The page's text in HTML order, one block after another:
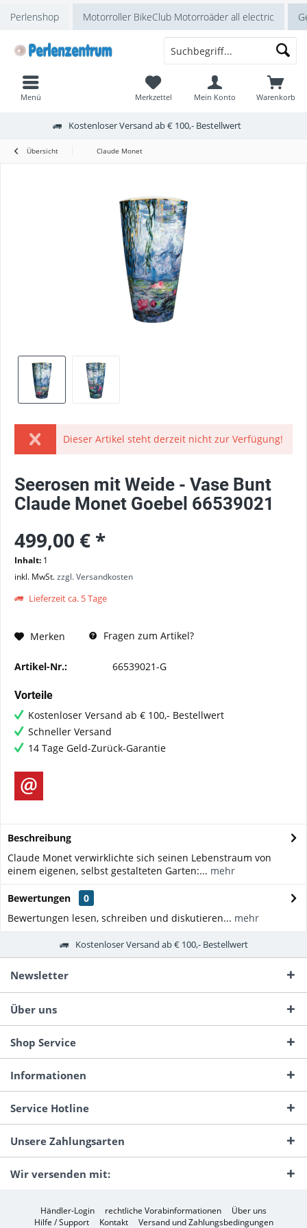
Perlenshop Motorroller BikeClub Motorroäder all electric
Kostenloser Versand ab € 100,- Bestellwert
Warenkorb
Merkzettel Mein Konto
Menü
Übersicht Claude Monet
Dieser Artikel steht derzeit nicht zur Verfügung!
Seerosen mit Weide - Vase Bunt
Claude Monet Goebel 66539021
499,00 € *
Inhalt: 1
inkl. MwSt.zzgl. Versandkosten
Lieferzeit ca. 5 Tage
Merken Fragen zum Artikel?
Artikel-Nr.: 66539021-G
Vorteile
Kostenloser Versand ab € 100,- Bestellwert
Schneller Versand
14 Tage Geld-Zurück-Garantie
Beschreibung
Claude Monet verwirklichte sich seinen Lebenstraum von
einem eigenen, selbst gestalteten Garten:... mehr
Bewertungen
0
Bewertungen lesen, schreiben und diskutieren... mehr
Kostenloser Versand ab € 100,- Bestellwert
Newsletter
Über uns
Shop Service
Informationen
Service Hotline
Unsere Zahlungsarten
Wir versenden mit:
Händler-Login rechtliche Vorabinformationen
Über uns
Hilfe / Support
Kontakt Versand und Zahlungsbedingungen